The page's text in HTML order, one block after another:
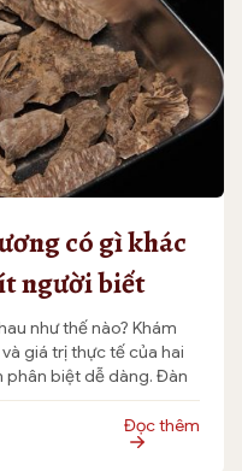
là gì? Thông
phá nguồn gốc, đặc
nổi tiếng này. Cùng
Trầm hương
là một trong những loại
thế giới nhờ […]Đọc thêm